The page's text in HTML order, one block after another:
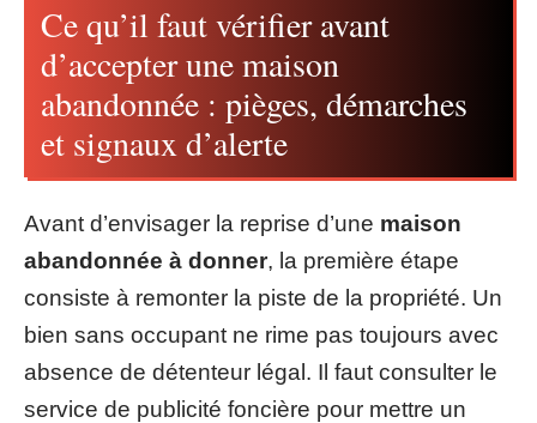
Ce qu’il faut vérifier avant
d’accepter une maison
abandonnée : pièges, démarches
et signaux d’alerte
Avant d’envisager la reprise d’une maison
abandonnée à donner, la première étape
consiste à remonter la piste de la propriété. Un
bien sans occupant ne rime pas toujours avec
absence de détenteur légal. Il faut consulter le
service de publicité foncière pour mettre un